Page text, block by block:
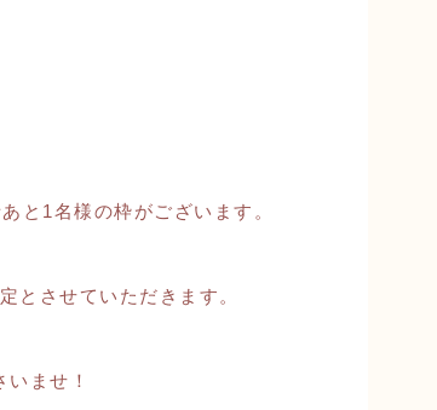
と1名様の枠がございます。
させていただきます。
ませ！